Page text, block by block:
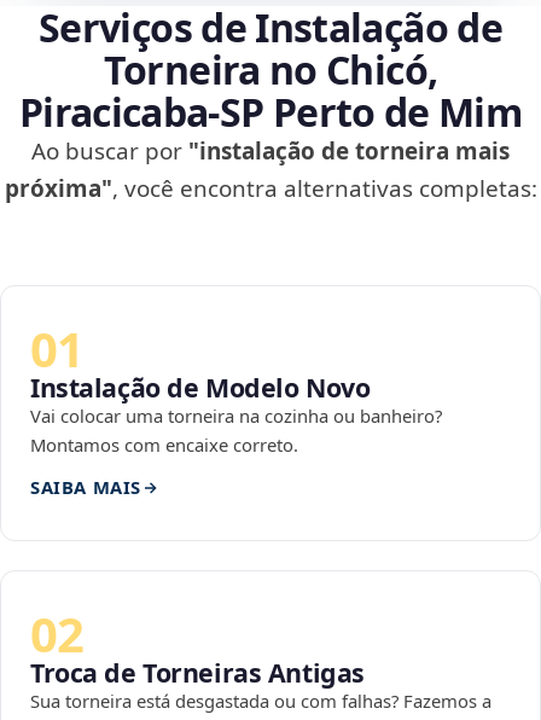
Serviços de Instalação de
Torneira no Chicó,
Piracicaba‑SP Perto de Mim
Ao buscar por "instalação de torneira mais
próxima", você encontra alternativas completas:
01
Instalação de Modelo Novo
Vai colocar uma torneira na cozinha ou banheiro?
Montamos com encaixe correto.
SAIBA MAIS
02
Troca de Torneiras Antigas
Sua torneira está desgastada ou com falhas? Fazemos a